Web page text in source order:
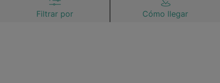
Filtrar por Cómo llegar